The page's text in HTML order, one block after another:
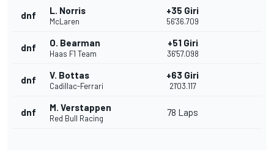
dnf L. Norris
McLaren
+35 Giri
56'36.709
dnf O. Bearman
Haas F1 Team
+51 Giri
36'57.098
dnf V. Bottas
Cadillac-Ferrari
+63 Giri
21'03.117
dnf M. Verstappen
Red Bull Racing
78 Laps